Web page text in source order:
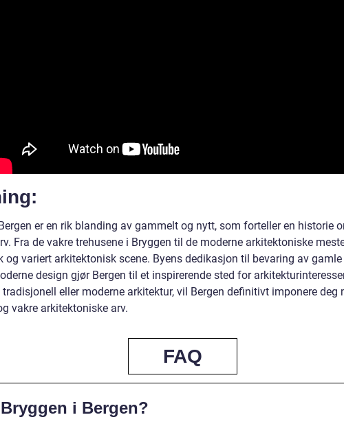
er en rik blanding av gammelt og nytt, som forteller en historie
Fra de vakre trehusene i Bryggen til de moderne arkitektoniske
og variert arkitektonisk scene. Byens dedikasjon til bevaring av
design gjør Bergen til et inspirerende sted for
eller moderne arkitektur, vil Bergen definitivt imponere deg
vakre arkitektoniske arv.
FAQ
i Bergen?